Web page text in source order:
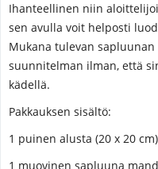
Ihanteellinen niin
sen avulla voit helposti
Mukana tulevan
suunnitelman ilman, että
kädellä.
Pakkauksen sisältö:
1 puinen alusta (20 x 20 cm)
1 muovinen sapluuna